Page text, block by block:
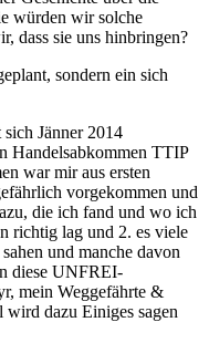
würden wir solche
dass sie uns hinbringen?
sondern ein sich
Jänner 2014
Handelsabkommen TTIP
war mir aus ersten
vorgekommen und
die ich fand und wo ich
richtig lag und 2. es viele
und manche davon
diese UNFREI-
mein Weggefährte &
dazu Einiges sagen